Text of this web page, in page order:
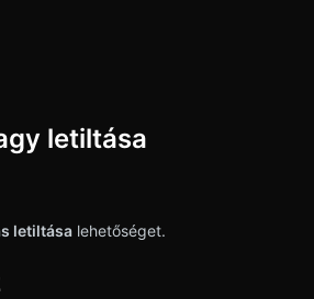
letiltása
letiltásalehetőséget.